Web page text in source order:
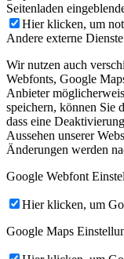
Seitenladen
Hier klicken, um
Andere externe Dienste
Wir nutzen auch
Webfonts, Google
Anbieter
speichern, können Sie
dass eine
Aussehen unserer
Änderungen werden
Google Webfont
Hier klicken, um
Google Maps